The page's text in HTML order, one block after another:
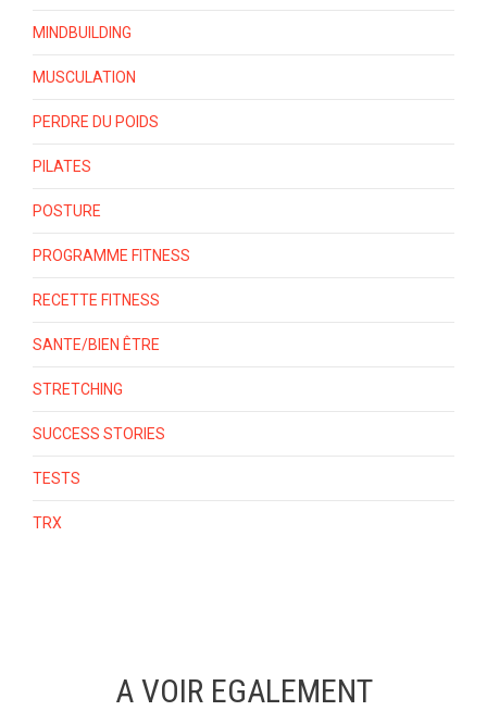
MINDBUILDING
MUSCULATION
PERDRE DU POIDS
PILATES
POSTURE
PROGRAMME FITNESS
RECETTE FITNESS
SANTE/BIEN ÊTRE
STRETCHING
SUCCESS STORIES
TESTS
TRX
A VOIR EGALEMENT